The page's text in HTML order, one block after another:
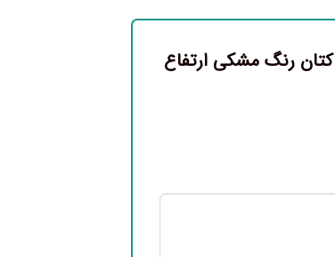
کتان رنگ مشکی ارتفاع